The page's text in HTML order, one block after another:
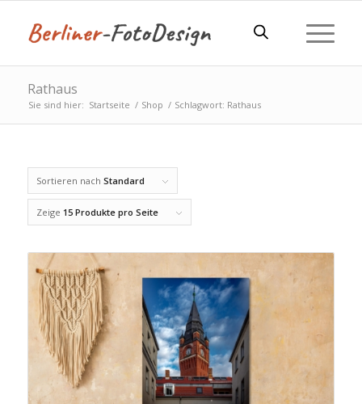
Rathaus
Sie sind hier: Startseite / Shop / Schlagwort: Rathaus
Sortieren nach Standard
Zeige 15 Produkte pro Seite